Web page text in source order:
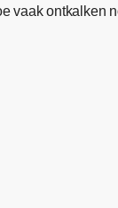
vaak ontkalken